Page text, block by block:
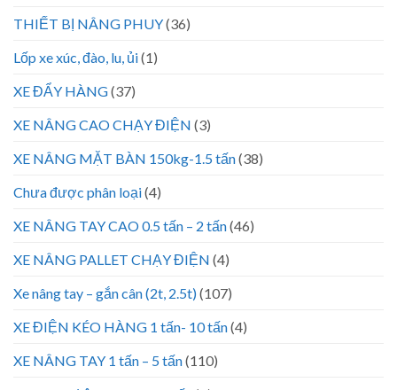
THIẾT BỊ NÂNG PHUY(36)
Lốp xe xúc, đào, lu, ủi(1)
XE ĐẨY HÀNG(37)
XE NÂNG CAO CHẠY ĐIỆN (3)
XE NÂNG MẶT BÀN 150kg-1.5 tấn(38)
Chưa được phân loại(4)
XE NÂNG TAY CAO 0.5 tấn – 2 tấn(46)
XE NÂNG PALLET CHẠY ĐIỆN (4)
Xe nâng tay – gắn cân (2t, 2.5t)(107)
XE ĐIỆN KÉO HÀNG 1 tấn- 10 tấn(4)
XE NÂNG TAY 1 tấn – 5 tấn(110)